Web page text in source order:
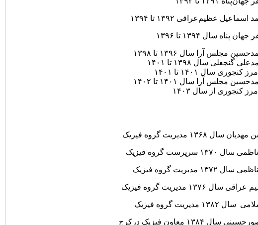
عظیم‌عراقی ۱۳۹۲ تا ۱۳۹۴
پناه سال ۱۳۹۴ تا ۱۳۹۶
مجلس آرا سال ۱۳۹۶ تا ۱۳۹۸
گنجعلی سال ۱۳۹۸ تا ۱۴۰۱
سال ۱۴۰۱ تا ۱۴۰۱
مجلس آرا سال ۱۴۰۱ تا ۱۴۰۲
کنجوری از سال ۱۴۰۳
۱۳۶۸ مدیریت گروه فیزیک
سرپرست گروه فیزیک
مدیریت گروه فیزیک
۱۳۷۶ مدیریت گروه فیزیک
مدیریت گروه فیزیک
۱۳۸۴ معاون فیزیک درکرج